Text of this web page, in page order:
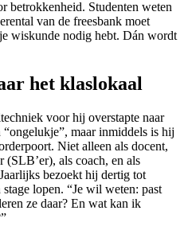
betrokkenheid. Studenten weten
van de freesbank moet
wiskunde nodig hebt. Dán wordt
het klaslokaal
voor hij overstapte naar
maar inmiddels is hij
Niet alleen als docent,
(SLB’er), als coach, en als
bezoekt hij dertig tot
lopen. “Je wil weten: past
ze daar? En wat kan ik